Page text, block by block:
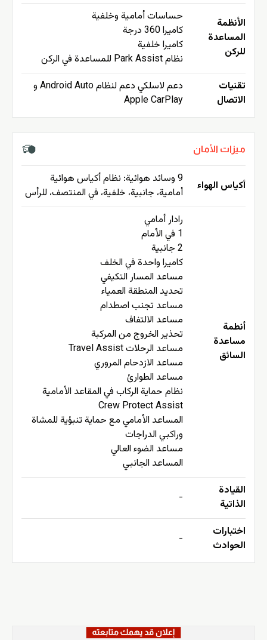
الأنظمة
المساعدة
للركن
حساسات أمامية وخلفية
كاميرا 360 درجة
كاميرا خلفية
نظام Park Assist للمساعدة في الركن
تقنيات
الاتصال
دعم لاسلكي دعم لنظام Android Auto و
Apple CarPlay
ميزات الأمان
أكياس الهواء
9 وسائد هوائية: نظام أكياس هوائية
أمامية، جانبية، خلفية، في المنتصف، للرأس
أنطمة
مساعدة
السائق
رادار أمامي
1 في الأمام
2 جانبية
كاميرا واحدة في الخلف
مساعد المسار التكيفي
تحديد المنطقة العمياء
مساعد تجنب اصطدام
مساعد الالتفاف
تحذير الخروج من المركبة
مساعد الرحلات Travel Assist
مساعد الازدحام المروري
مساعد الطوارئ
نظام حماية الركاب في المقاعد الأمامية
Crew Protect Assist
المساعد الأمامي مع حماية تنبؤية للمشاة
وراكبي الدراجات
مساعد الضوء العالي
المساعد الجانبي
القيادة
الذاتية
-
اختبارات
الحوادث
-